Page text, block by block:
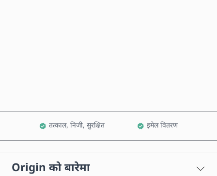
तत्काल, निजी, सुरक्षित इमेल वितरण
Origin को बारेमा